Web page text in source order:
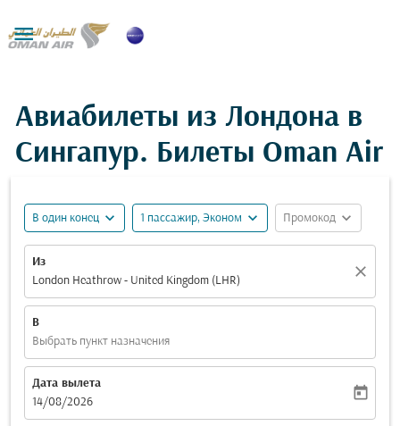

Авиабилеты из Лондона в
Сингапур. Билеты Oman Air
В один конец expand_more 1 пассажир, Эконом expand_more Промокод expand_more
Из
London Heathrow - United Kingdom (LHR)
close
В
Выбрать пункт назначения
Дата вылета
fc-booking-departure-date-aria-label
14/08/2026
today